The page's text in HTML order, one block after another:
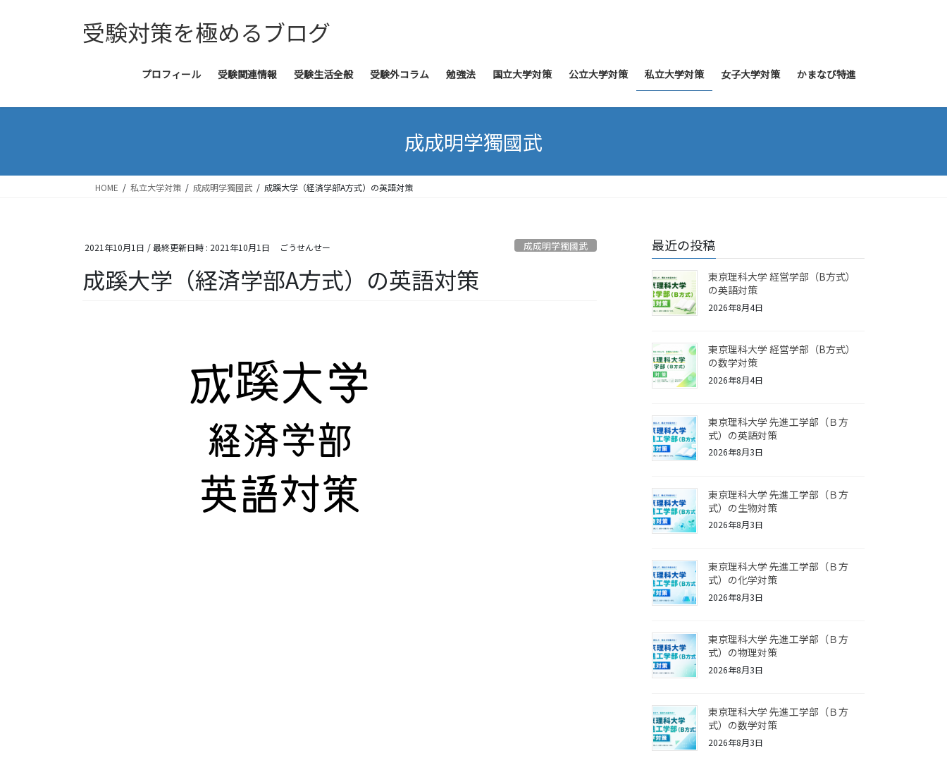
ス
ン
受験対策を極めるブログ
プロフィール 受験関連情報 受験生活全般 受験外コラム 勉強法 国立大学対策 公立大学対策 私立大学対策 女子大学対策 かまなび特進
成成明学獨國武
HOME 私立大学対策 成成明学獨國武 成蹊大学（経済学部A方式）の英語対策
2021年10月1日 / 最終更新日時 : 2021年10月1日 ごうせんせー 成成明学獨國武
成蹊大学（経済学部A方式）の英語対策
最近の投稿
東京理科大学 経営学部（B方式）
の英語対策
2026年8月4日
東京理科大学 経営学部（B方式）
の数学対策
2026年8月4日
東京理科大学 先進工学部（Ｂ方
式）の英語対策
2026年8月3日
東京理科大学 先進工学部（Ｂ方
式）の生物対策
2026年8月3日
東京理科大学 先進工学部（Ｂ方
式）の化学対策
2026年8月3日
東京理科大学 先進工学部（Ｂ方
式）の物理対策
2026年8月3日
東京理科大学 先進工学部（Ｂ方
式）の数学対策
2026年8月3日